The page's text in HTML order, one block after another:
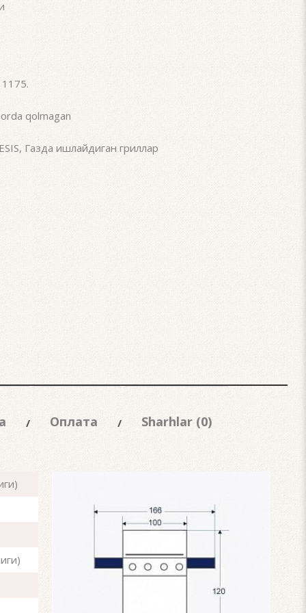
.
qolmagan
, Газда ишлайдиган гриллар
Оплата Sharhlar (0)